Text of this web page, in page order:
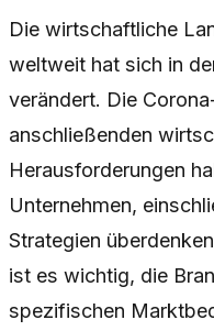
Die wirtschaftliche
weltweit hat sich in
verändert. Die
anschließenden
Herausforderungen
Unternehmen,
Strategien
ist es wichtig, die
spezifischen